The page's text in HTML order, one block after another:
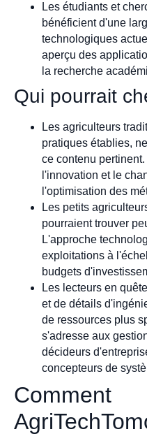
Les étudiants et
bénéficient d'une
technologiques
aperçu des
la recherche
Qui pourrait
Les agriculteurs
pratiques établies,
ce contenu
l'innovation et le
l'optimisation des
Les petits
pourraient trouver
L'approche
exploitations à
budgets
Les lecteurs en
et de détails
de ressources plus
s'adresse aux
décideurs
concepteurs de
Comment